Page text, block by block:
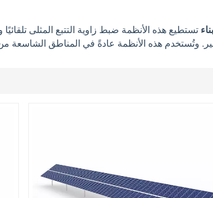
بناء تستطيع هذه الأنظمة ضبط زاوية التتبع المثلى
وتُستخدم هذه الأنظمة عادةً في المناطق الشاسعة